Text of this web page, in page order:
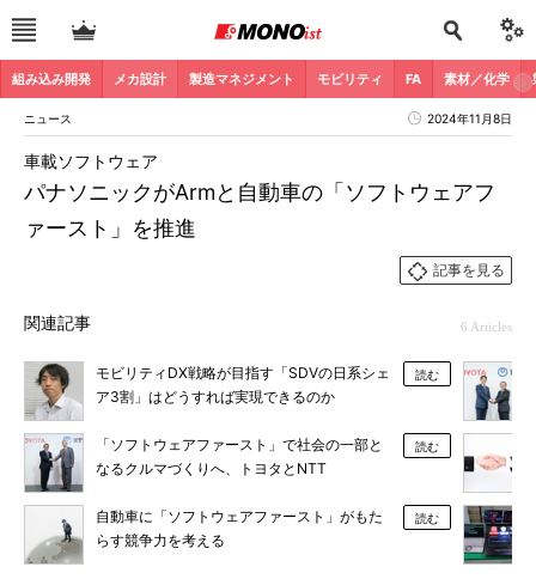
組み込み開発 メカ設計 製造マネジメント モビリティ FA 素材／化学
ニュース 2024年11月8日
パナソニックがArmと自動車の「ソフトウェアフ
ァースト」を推進
車載ソフトウェア
記事を見る
関連記事 6 Articles
モビリティDX戦略が目指す「SDVの日系シェ
ア3割」はどうすれば実現できるのか
読む
「ソフトウェアファースト」で社会の一部と
なるクルマづくりへ、トヨタとNTT
読む
自動車に「ソフトウェアファースト」がもた
らす競争力を考える
読む